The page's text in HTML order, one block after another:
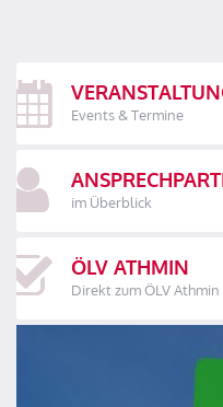
Events & Termine
im Überblick
ÖLV ATHMIN
Direkt zum ÖLV Athmin